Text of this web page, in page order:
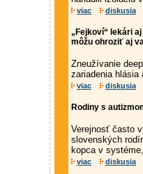
viac diskusia
„Fejkoví“ lekári
môžu ohroziť aj
Zneužívanie
zariadenia
viac diskusia
Rodiny s
Verejnosť často
slovenských
kopca v
viac diskusia